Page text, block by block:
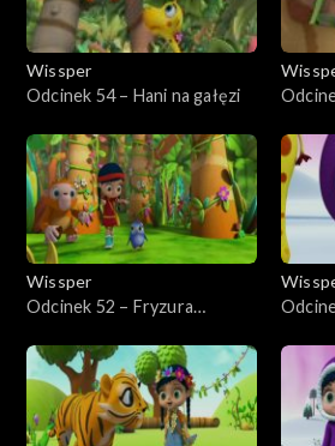
Wissper
Odcinek 54 – Hani na gałęzi
Wissper
Odcinek 52 – Fryzura